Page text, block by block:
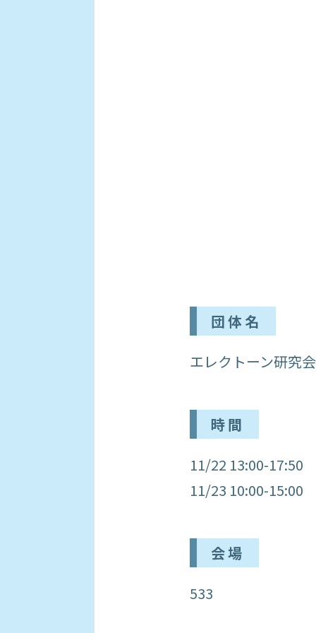
団体名
エレクトーン研究会
時間
11/22 13:00-17:50
11/23 10:00-15:00
会場
533